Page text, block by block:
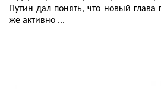
Путин дал понять, что новый глава
же активно ...